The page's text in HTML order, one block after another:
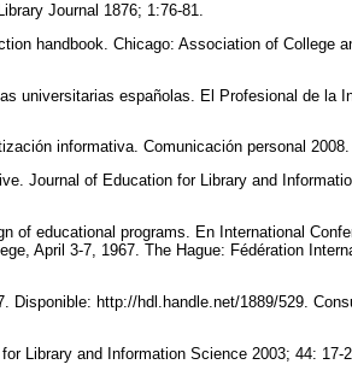
Journal 1876; 1:76-81.
handbook. Chicago: Association of College
universitarias españolas. El Profesional de la
informativa. Comunicación personal 2008.
Journal of Education for Library and
of educational programs. En International
April 3-7, 1967. The Hague: Fédération
Disponible: http://hdl.handle.net/1889/529.
Library and Information Science 2003; 44: 17-